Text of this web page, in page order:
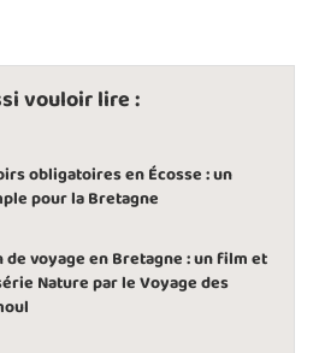
vouloir lire :
obligatoires en Écosse : un
pour la Bretagne
de voyage en Bretagne : un film et
Nature par le Voyage des